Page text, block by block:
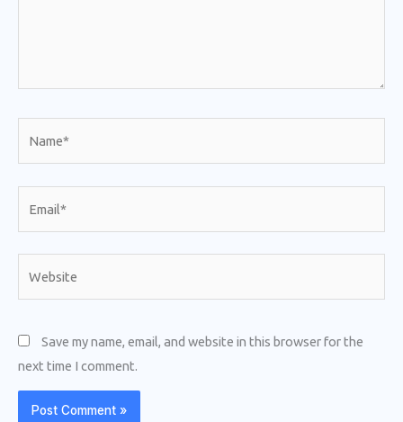
Save my name, email, and website in this browser for the
next time I comment.